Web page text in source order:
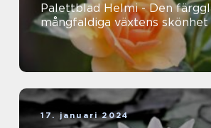
Palettblad Helmi - Den
mångfaldiga växtens skönhet
17. januari 2024